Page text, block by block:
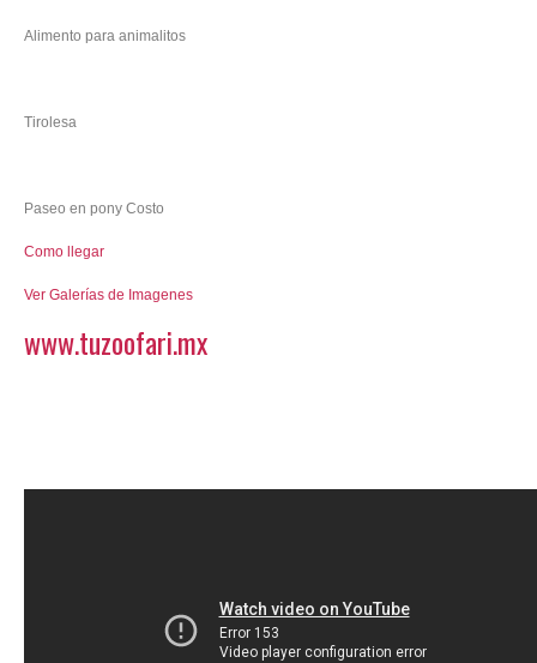
Alimento para animalitos
Tirolesa
Paseo en pony Costo
Como llegar
Ver Galerías de Imagenes
www.tuzoofari.mx